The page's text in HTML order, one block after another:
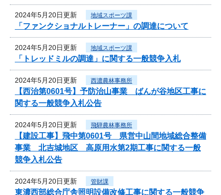
2024年5月20日更新 地域スポーツ課
「ファンクショナルトレーナー」の調達について
2024年5月20日更新 地域スポーツ課
「トレッドミルの調達」に関する一般競争入札
2024年5月20日更新 西濃農林事務所
【西治第0601号】予防治山事業 ばんが谷地区工事に
関する一般競争入札公告
2024年5月20日更新 飛騨農林事務所
【建設工事】飛中第0601号 県営中山間地域総合整備
事業 北吉城地区 高原用水第2期工事に関する一般
競争入札公告
2024年5月20日更新 管財課
東濃西部総合庁舎照明設備改修工事に関する一般競争